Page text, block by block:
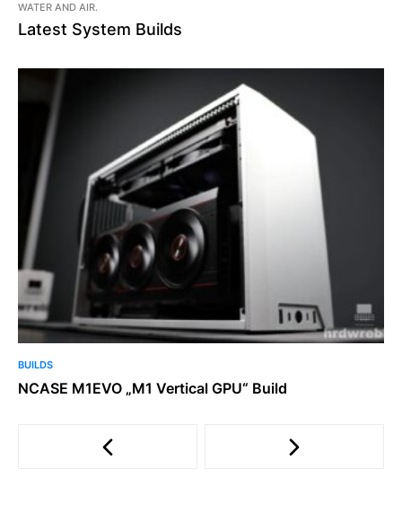
WATER AND AIR.
Latest System Builds
BUILDS
NCASE M1EVO „M1 Vertical GPU“ Build